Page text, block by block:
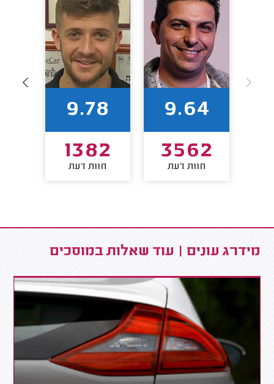
9.64
3562
חוות דעת
9.78
1382
חוות דעת
מידרג עונים | עוד שאלות במוסכים